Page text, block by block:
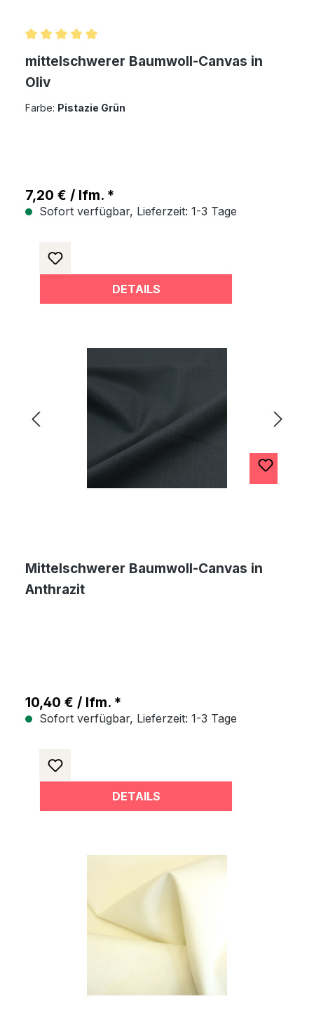
mittelschwerer Baumwoll-Canvas in
Oliv
Farbe: Pistazie Grün
7,20 € / lfm. *
Sofort verfügbar, Lieferzeit: 1-3 Tage
DETAILS
Mittelschwerer Baumwoll-Canvas in
Anthrazit
10,40 € / lfm. *
Sofort verfügbar, Lieferzeit: 1-3 Tage
DETAILS